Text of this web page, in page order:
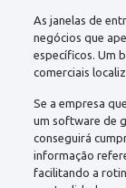
As janelas de
negócios que
específicos. Um
comerciais
Se a empresa
um software de
conseguirá
informação
facilitando a